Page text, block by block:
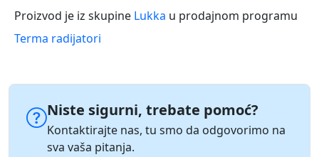
Proizvod je iz skupine Lukka u prodajnom programu
Terma radijatori
Niste sigurni, trebate pomoć?
Kontaktirajte nas, tu smo da odgovorimo na
sva vaša pitanja.